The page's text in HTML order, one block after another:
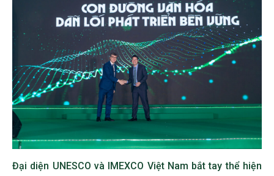
Đại diện UNESCO và IMEXCO Việt Nam bắt tay thể hiện